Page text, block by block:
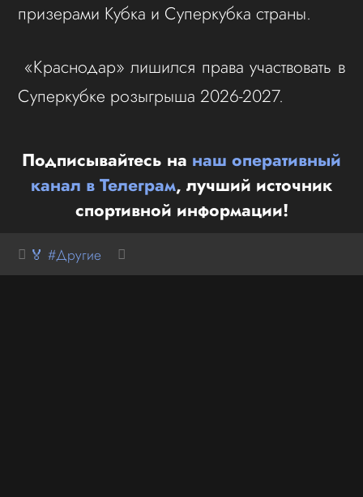
призерами Кубка и Суперкубка страны.
«Краснодар» лишился права участвовать в
Суперкубке розыгрыша 2026-2027.
Подписывайтесь на наш оперативный
канал в Телеграм, лучший источник
спортивной информации!
🏅 #Другие